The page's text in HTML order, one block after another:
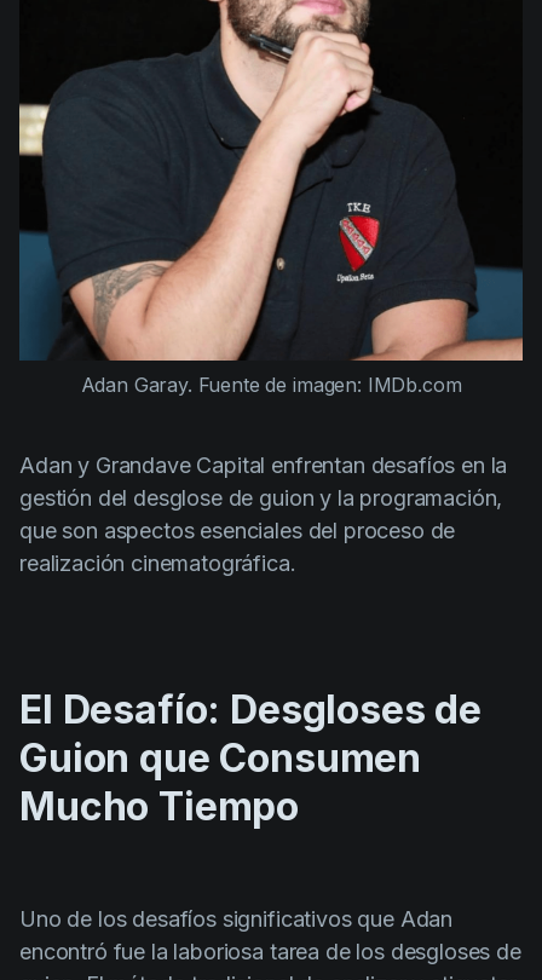
Adan Garay. Fuente de imagen: IMDb.com
Adan y Grandave Capital enfrentan desafíos en la
gestión del desglose de guion y la programación,
que son aspectos esenciales del proceso de
realización cinematográfica.
El Desafío: Desgloses de
Guion que Consumen
Mucho Tiempo
Uno de los desafíos significativos que Adan
encontró fue la laboriosa tarea de los desgloses de